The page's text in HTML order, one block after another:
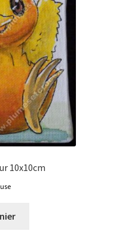
10x10cm